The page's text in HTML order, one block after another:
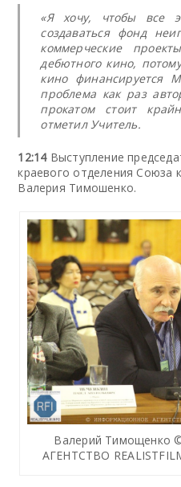
«Я хочу, чтобы все
создаваться фонд
коммерческие
дебютного кино,
кино финансируется
проблема как раз
прокатом стоит
отметил Учитель.
12:14 Выступление
краевого отделения Союза
Валерия Тимошенко.
Валерий
АГЕНТСТВО